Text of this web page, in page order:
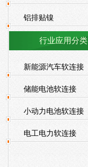
铝排贴镍
行业应用分类
新能源汽车软连接
储能电池软连接
小动力电池软连接
电工电力软连接